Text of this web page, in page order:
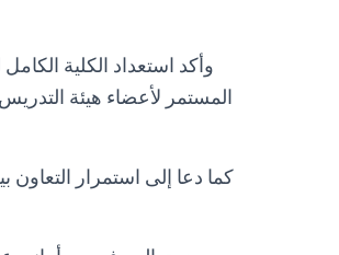
وأكد استعداد الكلية
المستمر لأعضاء هيئة
كما دعا إلى استمرار التعاون